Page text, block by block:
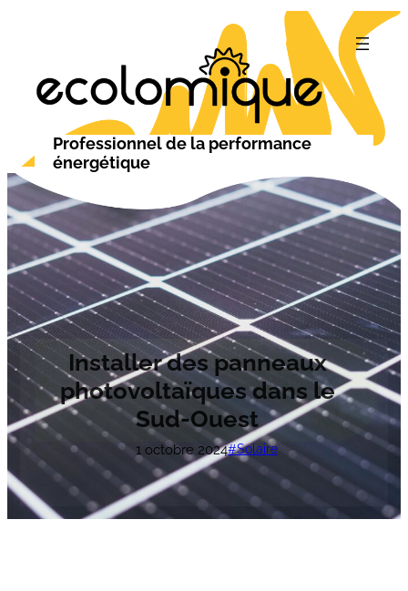
Professionnel de la performance
énergétique
Installer des panneaux
photovoltaïques dans le
Sud-Ouest
1 octobre 2024 Solaire